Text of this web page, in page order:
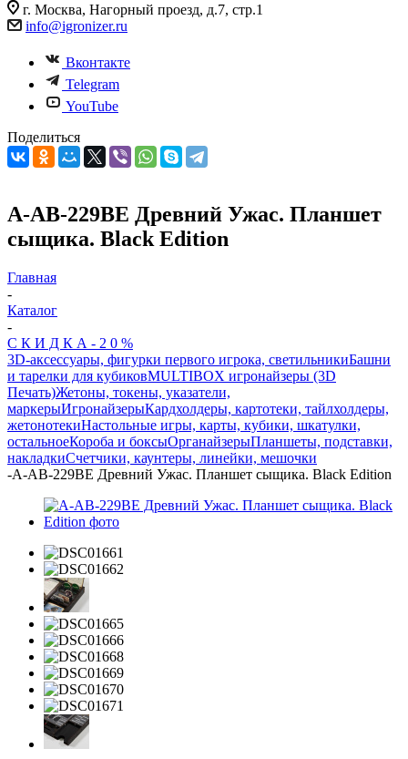
г. Москва, Нагорный проезд, д.7, стр.1
info@igronizer.ru
Вконтакте
Telegram
YouTube
Поделиться
A-AB-229BE Древний Ужас. Планшет
сыщика. Black Edition
Главная
-
Каталог
-
С К И Д К А - 2 0 %
3D-аксессуары, фигурки первого игрока, светильникиБашни
и тарелки для кубиковMULTIBOX игронайзеры (3D
Печать)Жетоны, токены, указатели,
маркерыИгронайзерыКардхолдеры, картотеки, тайлхолдеры,
жетонотекиНастольные игры, карты, кубики, шкатулки,
остальноеКороба и боксыОрганайзерыПланшеты, подставки,
накладкиСчетчики, каунтеры, линейки, мешочки
-A-AB-229BE Древний Ужас. Планшет сыщика. Black Edition